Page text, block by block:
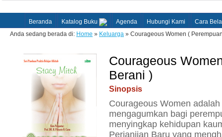
Beranda Katalog Buku Agenda Hubungi Kami
Cara
Anda sedang berada di: Home » Keluarga » Courageous Women (
Courageous
Berani )
Sinopsis
Courageous Women
mengagumkan bagi
menyingkap kehidupan
Perjanjian Baru yang